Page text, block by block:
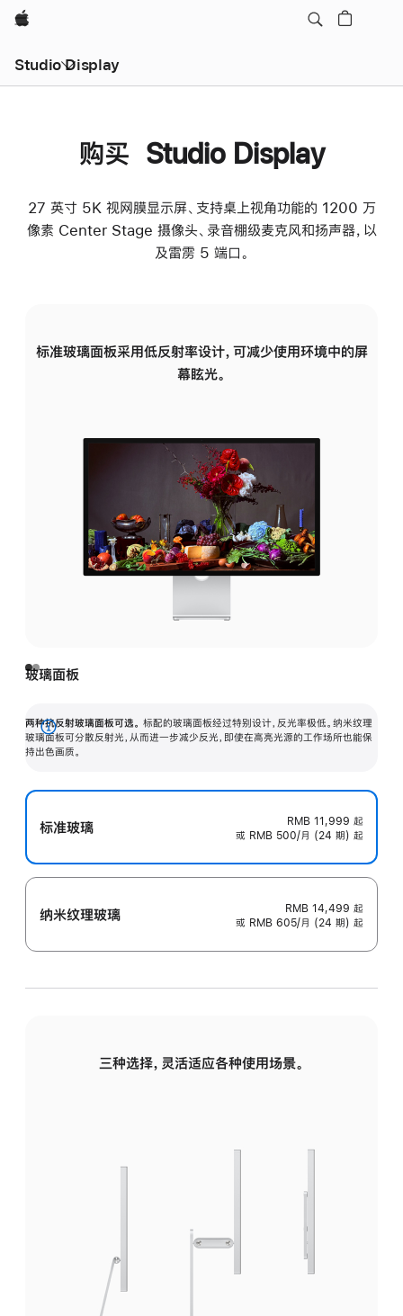
Apple
Studio Display
购买 Studio Display
27 英寸 5K 视网膜显示屏、支持桌上视角功能的 1200 万
像素 Center Stage 摄像头、录音棚级麦克风和扬声器，以
及雷雳 5 端口。
标准玻璃面板采用低反射率设计，可减少使用环境中的屏
幕眩光。
玻璃面板
两种抗反射玻璃面板可选。 标配的玻璃面板经过特别设计，反光率极低。纳米纹理
玻璃面板可分散反射光，从而进一步减少反光，即使在高亮光源的工作场所也能保
持出色画质。
展
开
标准玻璃 RMB 11,999 起
或 RMB 500/月 (24 期) 起
纳米纹理玻璃 RMB 14,499 起
或 RMB 605/月 (24 期) 起
三种选择，灵活适应各种使用场景。